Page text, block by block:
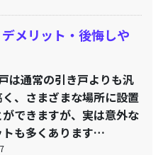
メリット・後悔しや
は通常の引き戸よりも汎
、さまざまな場所に設置
できますが、実は意外な
トも多くあります…